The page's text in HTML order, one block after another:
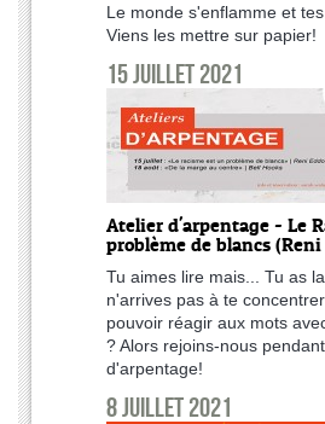
Le monde s'enflamme et
Viens les mettre sur papier!
15 juillet 2021
Atelier d'arpentage - Le
problème de blancs
Tu aimes lire mais... Tu as
n'arrives pas à te
pouvoir réagir aux mots
? Alors rejoins-nous
d'arpentage!
8 juillet 2021